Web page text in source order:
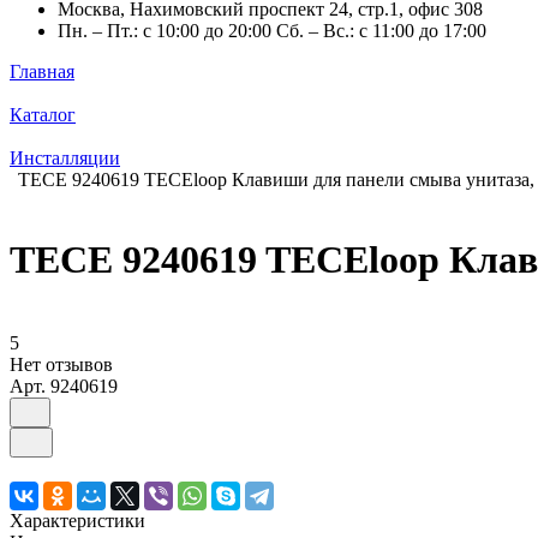
Москва, Нахимовский проспект 24, стр.1, офис 308
Пн. – Пт.: с 10:00 до 20:00 Сб. – Вс.: с 11:00 до 17:00
Главная
Каталог
Инсталляции
TECE 9240619 TECEloop Клавиши для панели смыва
TECE 9240619 TECEloop
5
Нет отзывов
Арт. 9240619
Характеристики